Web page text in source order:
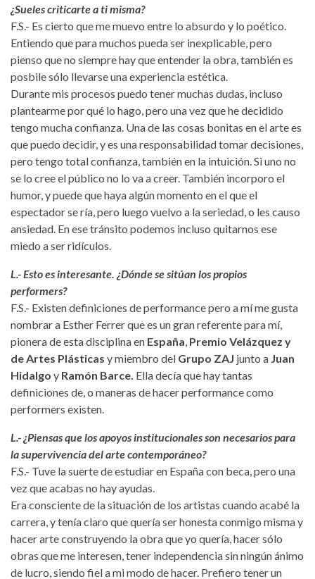
¿Sueles criticarte a ti misma?
F.S.- Es cierto que me muevo entre lo absurdo y lo poético.
Entiendo que para muchos pueda ser inexplicable, pero
pienso que no siempre hay que entender la obra, también es
posbile sólo llevarse una experiencia estética.
Durante mis procesos puedo tener muchas dudas, incluso
plantearme por qué lo hago, pero una vez que he decidido
tengo mucha confianza. Una de las cosas bonitas en el arte es
que puedo decidir, y es una responsabilidad tomar decisiones,
pero tengo total confianza, también en la intuición. Si uno no
se lo cree el público no lo va a creer. También incorporo el
humor, y puede que haya algún momento en el que el
espectador se ría, pero luego vuelvo a la seriedad, o les causo
ansiedad. En ese tránsito podemos incluso quitarnos ese
miedo a ser ridículos.
L.- Esto es interesante. ¿Dónde se sitúan los propios
performers?
F.S.- Existen definiciones de performance pero a mí me gusta
nombrar a Esther Ferrer que es un gran referente para mí,
pionera de esta disciplina en España, Premio Velázquez y
de Artes Plásticas y miembro del Grupo ZAJ junto a Juan
Hidalgo y Ramón Barce. Ella decía que hay tantas
definiciones de, o maneras de hacer performance como
performers existen.
L.- ¿Piensas que los apoyos institucionales son necesarios para
la supervivencia del arte contemporáneo?
F.S.- Tuve la suerte de estudiar en España con beca, pero una
vez que acabas no hay ayudas.
Era consciente de la situación de los artistas cuando acabé la
carrera, y tenía claro que quería ser honesta conmigo misma y
hacer arte construyendo la obra que yo quería, hacer sólo
obras que me interesen, tener independencia sin ningún ánimo
de lucro, siendo fiel a mi modo de hacer. Prefiero tener un